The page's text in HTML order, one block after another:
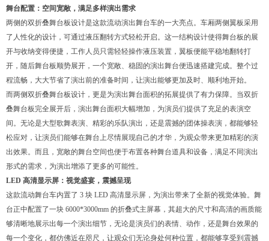
舞台配置：空间宽敞，满足多样演出需求
两侧的双折叠舞台板设计是这款流动演出舞台车的一大亮点。车厢两侧翼板采用
了人性化的设计，可通过液压翻转方式轻松开启。这一结构设计使得舞台板的展
开与收纳变得便捷，工作人员只需轻轻操作液压装置，翼板便能平稳地翻转打
开，随后舞台板顺势展开，一个宽敞、稳固的演出舞台便迅速搭建完成。整个过
程流畅，大大节省了演出前的准备时间，让演出能够更加及时、顺利地开始。
而两侧双折叠舞台板设计，更是为演出舞台面积的拓展提供了有力保障。当双折
叠舞台板完全展开后，演出舞台面积大幅增加，为演员们提供了充足的表演空
间。无论是大型歌舞表演、精彩的乐队演出，还是震撼的团体操表演，都能够轻
松应对，让演员们能够在舞台上尽情展现自己的才华，为观众带来更加精彩的演
出效果。而且，宽敞的舞台空间也便于布置各种舞台道具和设备，满足不同演出
形式的需求，为演出增添了更多的可能性。
LED 高清显示屏：视觉盛宴，震撼呈现
这款流动舞台车内置了 3 块 LED 高清显示屏，为演出带来了全新的视觉体验。舞
台正中配置了一块 6000*3000mm 的折叠式主屏幕，其超大的尺寸和高清的画质能
够清晰地展示出每一个演出细节，无论是演员们的表情、动作，还是舞台效果的
每一个变化，都仿佛近在咫尺，让观众们无论身处何种位置，都能够享受到震撼